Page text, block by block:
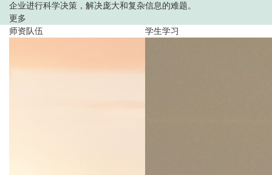
企业进行科学决策，解决庞大和复杂信息的难题。
更多
师资队伍
学生学习